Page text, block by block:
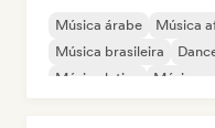
Música árabe Música
Música brasileira
Música latina
Música